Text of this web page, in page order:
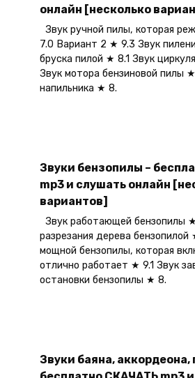
онлайн [несколько
Звук ручной пилы, которая
7.0 Вариант 2 ★ 9.3 Звук
бруска пилой ★ 8.1 Звук
Звук мотора бензиновой пилы
напильника ★ 8.
Звуки бензопилы –
mp3 и слушать онлайн
вариантов]
Звук работающей бензопилы
разрезания дерева бензопилой
мощной бензопилы, которая
отлично работает ★ 9.1 Звук
остановки бензопилы ★ 8.
Звуки баяна, аккордеона,